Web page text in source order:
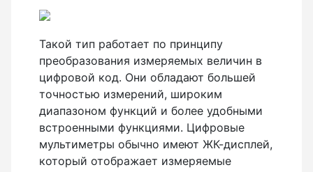
Такой тип работает по принципу
преобразования измеряемых величин в
цифровой код. Они обладают большей
точностью измерений, широким
диапазоном функций и более удобными
встроенными функциями. Цифровые
мультиметры обычно имеют ЖК-дисплей,
который отображает измеряемые
Штативы
Аксессуары для штатива
Штанги телескопические
Штативы геодезичесие
Показать еще